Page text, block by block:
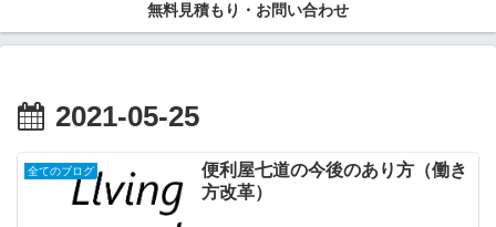
無料見積もり・お問い合わせ
2021-05-25
全てのブログ
便利屋七道の今後のあり方（働き
方改革）